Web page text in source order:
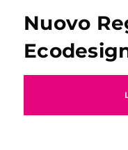
Nuovo